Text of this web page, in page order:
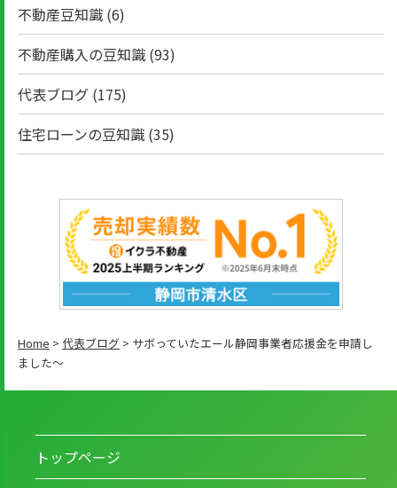
不動産豆知識 (6)
不動産購入の豆知識 (93)
代表ブログ (175)
住宅ローンの豆知識 (35)
Home > 代表ブログ > サボっていたエール静岡事業者応援金を申請し
ました～
トップページ